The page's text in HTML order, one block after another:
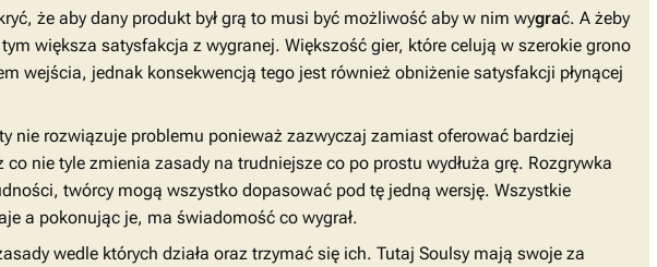
że aby dany produkt był grą to musi być możliwość aby w nim wygrać. A żeby
większa satysfakcja z wygranej. Większość gier, które celują w szerokie grono
wejścia, jednak konsekwencją tego jest również obniżenie satysfakcji płynącej
nie rozwiązuje problemu ponieważ zazwyczaj zamiast oferować bardziej
nie tyle zmienia zasady na trudniejsze co po prostu wydłuża grę. Rozgrywka
twórcy mogą wszystko dopasować pod tę jedną wersję. Wszystkie
a pokonując je, ma świadomość co wygrał.
wedle których działa oraz trzymać się ich. Tutaj Soulsy mają swoje za